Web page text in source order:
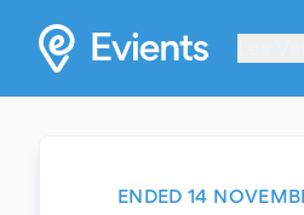
ENDED 14